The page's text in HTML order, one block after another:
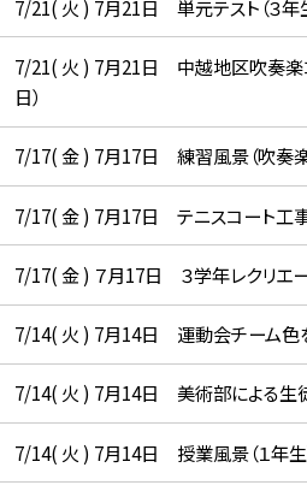
7/21( 火 ) 7月21日 単元テスト（３
7/21( 火 ) 7月21日 中越地区吹奏楽
日）
7/17( 金 ) 7月17日 練習風景（吹奏楽
7/17( 金 ) 7月17日 テニスコート工
7/17( 金 ) ７月17日 ３学年レクリエ
7/14( 火 ) 7月14日 運動会チーム色
7/14( 火 ) 7月14日 美術部による生
7/14( 火 ) 7月14日 授業風景（１年生